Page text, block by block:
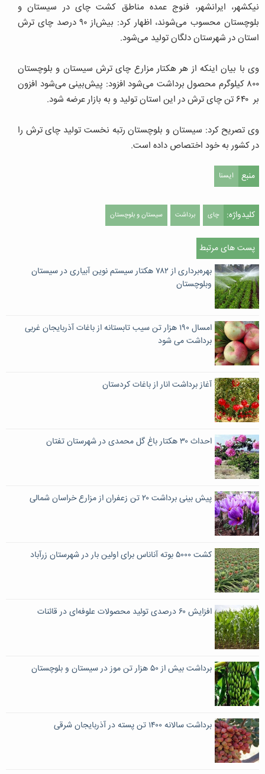
نیکشهر، ایرانشهر، فنوج عمده مناطق کشت چای در سیستان و
بلوچستان محسوب می‌شوند، اظهار کرد: بیش‌از ۹۰ درصد چای ترش
استان در شهرستان دلگان تولید می‌شود.
وی با بیان اینکه از هر هکتار مزارع چای ترش سیستان و بلوچستان
۸۰۰ کیلوگرم محصول برداشت می‌شود افزود: پیش‌بینی می‌شود افزون
بر ۶۴۰ تن چای ترش در این استان تولید و به بازار عرضه شود.
وی تصریح کرد: سیستان و بلوچستان رتبه نخست تولید چای ترش را
در کشور به خود اختصاص داده است.
منبع ایسنا
کلیدواژه: چای برداشت سیستان و بلوچستان
پست های مرتبط
بهره‌برداری از ٧٨٢ هکتار سیستم نوین آبیاری در سیستان
وبلوچستان
امسال ۱۹۰ هزار تن سیب تابستانه از باغات آذربایجان غربی
برداشت می شود
آغاز برداشت انار از باغات کردستان
احداث ۳۰ هکتار باغ گل محمدی در شهرستان تفتان
پیش بینی برداشت ۲۰ تن زعفران از مزارع خراسان شمالی
کشت ۵۰۰۰ بوته آناناس برای اولین بار در شهرستان زرآباد
افزایش ۶۰ درصدی تولید محصولات علوفه‌ای در قائنات
برداشت بیش از ۵۰ هزار تن موز در سیستان و بلوچستان
برداشت سالانه ۱۴۰۰ تن پسته در آذربایجان شرقی